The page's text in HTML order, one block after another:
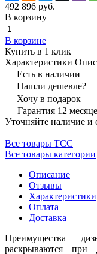
492 896 руб.
В корзину
В корзине
Купить в 1 клик
Характеристики
Есть в наличии
Нашли дешевле?
Хочу в подарок
Гарантия 12
Уточняйте наличие и
Все товары ТСС
Все товары категории
Описание
Отзывы
Характеристики
Оплата
Доставка
Преимущества
раскрываются при